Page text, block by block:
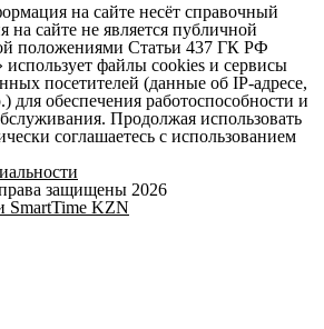
на сайте несёт справочный
на сайте не является публичной
положениями Статьи 437 ГК РФ
файлы cookies и сервисы
посетителей (данные об IP-адресе,
для обеспечения работоспособности и
Продолжая использовать
соглашаетесь с использованием
защищены 2026
SmartTime KZN